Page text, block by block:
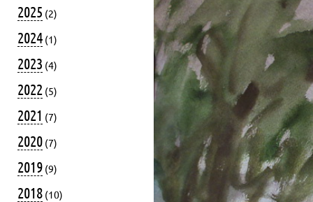
2025 (2)
2024 (1)
2023 (4)
2022 (5)
2021 (7)
2020 (7)
2019 (9)
2018 (10)